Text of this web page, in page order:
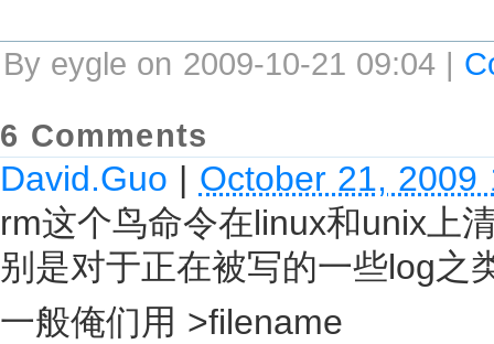
By eygle on 2009-10-21 09:04 |
6 Comments
David.Guo | October 21, 2009
rm这个鸟命令在linux和unix上
别是对于正在被写的一些log之
一般俺们用 >filename